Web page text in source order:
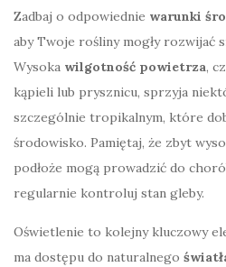
Zadbaj o odpowiednie warunki
aby Twoje rośliny mogły rozwijać
Wysoka wilgotność powietrza,
kąpieli lub prysznicu, sprzyja
szczególnie tropikalnym, które
środowisko. Pamiętaj, że zbyt
podłoże mogą prowadzić do
regularnie kontroluj stan gleby.
Oświetlenie to kolejny kluczowy
ma dostępu do naturalnego